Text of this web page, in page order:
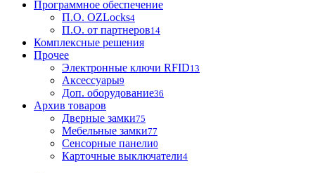
Программное обеспечение
П.О. OZLocks4
П.О. от партнеров14
Комплексные решения
Прочее
Электронные ключи RFID13
Аксессуары9
Доп. оборудование36
Архив товаров
Дверные замки75
Мебельные замки77
Сенсорные панели0
Карточные выключатели4